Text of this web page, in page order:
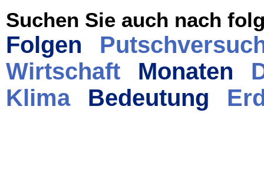
Suchen Sie auch nach
Folgen
Wirtschaft
Monaten
Klima
Bedeutung